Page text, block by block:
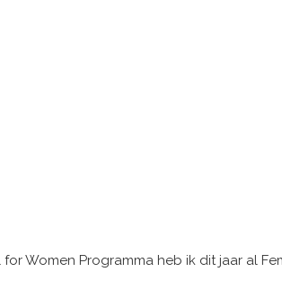
Women Programma heb ik dit jaar al